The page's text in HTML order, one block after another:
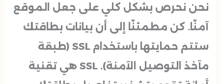
نحن نحرص بشكل كلي على جعل الموقع
آمنًا. كن مطمئنًا إلى أن بيانات بطاقتك
ستتم حمايتها باستخدام SSL (طبقة
مآخذ التوصيل الآمنة). SSL هي تقنية